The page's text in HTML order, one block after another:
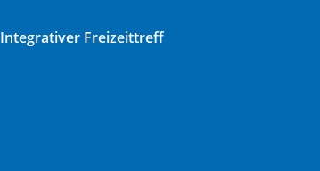
Integrativer Freizeittreff